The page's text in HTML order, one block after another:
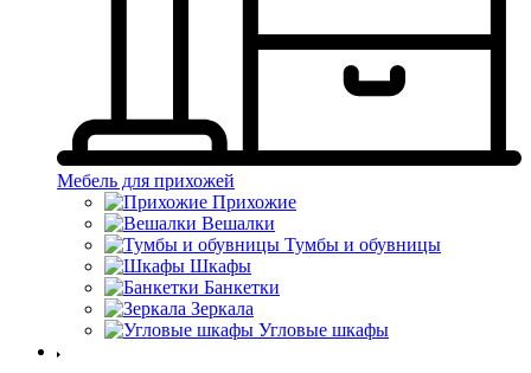
Мебель для прихожей
Прихожие
Вешалки
Тумбы и обувницы
Шкафы
Банкетки
Зеркала
Угловые шкафы